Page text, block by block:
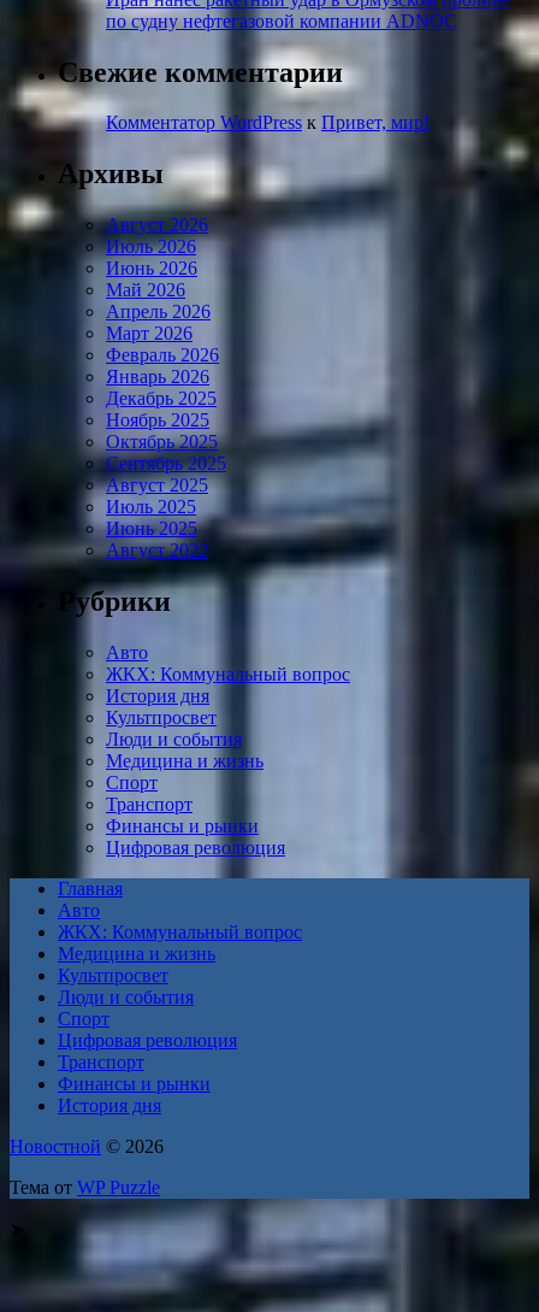
по судну нефтегазовой компании ADNOC
Свежие комментарии
Комментатор WordPress к Привет, мир!
Архивы
Август 2026
Июль 2026
Июнь 2026
Май 2026
Апрель 2026
Март 2026
Февраль 2026
Январь 2026
Декабрь 2025
Ноябрь 2025
Октябрь 2025
Сентябрь 2025
Август 2025
Июль 2025
Июнь 2025
Август 2022
Рубрики
Авто
ЖКХ: Коммунальный вопрос
История дня
Культпросвет
Люди и события
Медицина и жизнь
Спорт
Транспорт
Финансы и рынки
Цифровая революция
Главная
Авто
ЖКХ: Коммунальный вопрос
Медицина и жизнь
Культпросвет
Люди и события
Спорт
Цифровая революция
Транспорт
Финансы и рынки
История дня
Новостной © 2026
Тема от WP Puzzle
➤